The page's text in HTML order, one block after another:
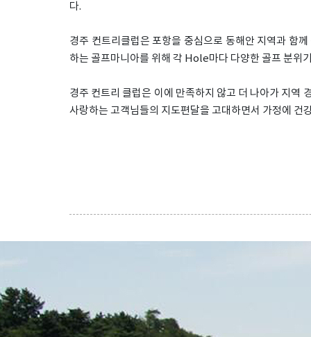
다.
경주 컨트리클럽은 포항을 중심으로 동해안 지역과 함
하는 골프마니아를 위해 각 Hole마다 다양한 골프 분위
경주 컨트리 클럽은 이에 만족하지 않고 더 나아가 지역
사랑하는 고객님들의 지도편달을 고대하면서 가정에 건